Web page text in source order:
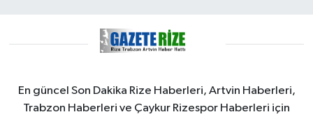
En güncel Son Dakika Rize Haberleri, Artvin Haberleri,
Trabzon Haberleri ve Çaykur Rizespor Haberleri için